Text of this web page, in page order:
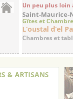
Un peu plus loin
Saint-Maurice-
Gîtes et
L’oustal d’el
Chambres et
& ARTISANS